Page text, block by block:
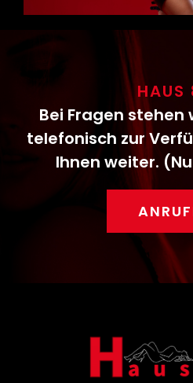
HAUS
Bei Fragen stehen
telefonisch zur
Ihnen weiter.